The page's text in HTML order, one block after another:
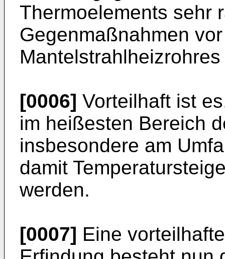
Thermoelements sehr
Gegenmaßnahmen
[0006] Vorteilhaft ist
im heißesten Bereich
insbesondere am
damit
werden.
[0007] Eine